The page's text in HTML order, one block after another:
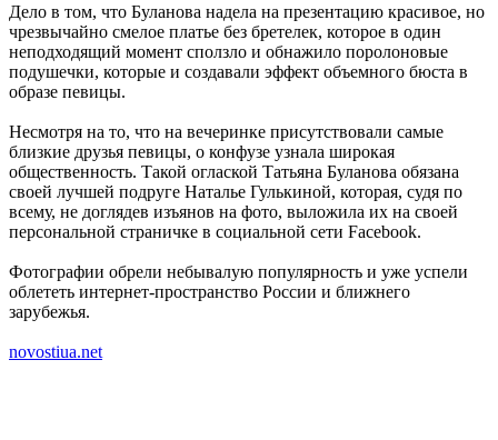
Дело в том, что Буланова надела на презентацию красивое, но
чрезвычайно смелое платье без бретелек, которое в один
неподходящий момент сползло и обнажило поролоновые
подушечки, которые и создавали эффект объемного бюста в
образе певицы.
Несмотря на то, что на вечеринке присутствовали самые
близкие друзья певицы, о конфузе узнала широкая
общественность. Такой оглаской Татьяна Буланова обязана
своей лучшей подруге Наталье Гулькиной, которая, судя по
всему, не доглядев изъянов на фото, выложила их на своей
персональной страничке в социальной сети Facebook.
Фотографии обрели небывалую популярность и уже успели
облететь интернет-пространство России и ближнего
зарубежья.
novostiua.net